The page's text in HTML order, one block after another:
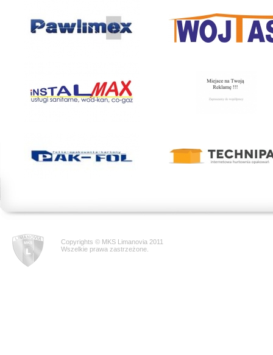
Copyrights © MKS Limanovia 2011
Wszelkie prawa zastrzeżone.